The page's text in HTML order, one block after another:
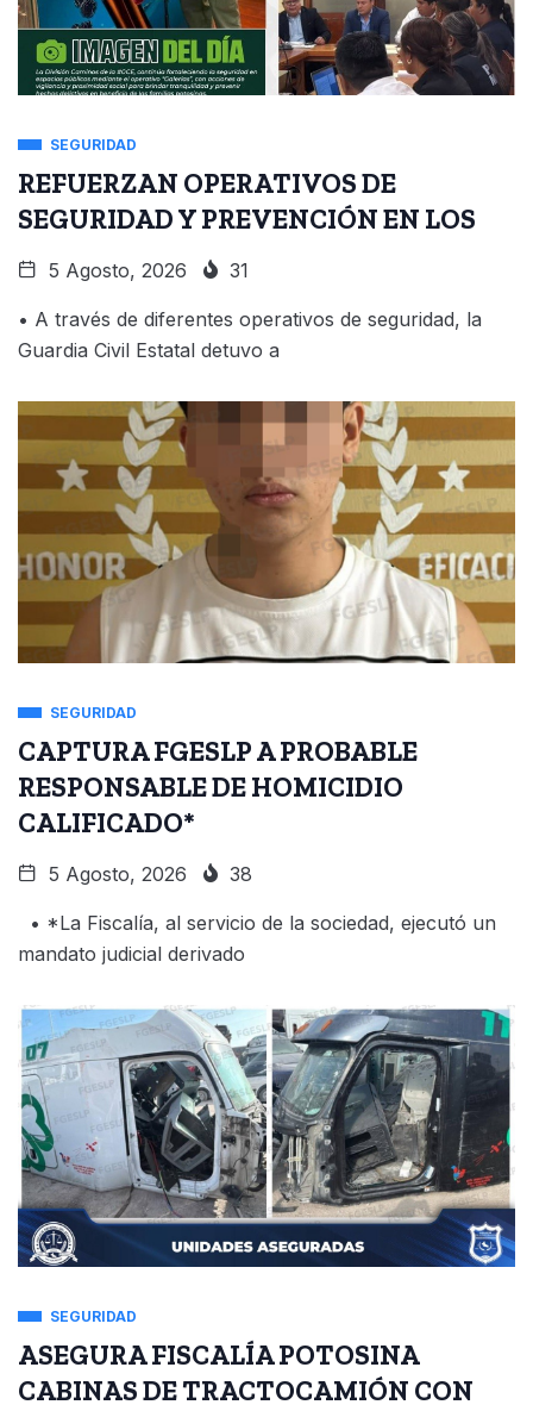
SEGURIDAD
REFUERZAN OPERATIVOS DE
SEGURIDAD Y PREVENCIÓN EN LOS
5 Agosto, 2026 31
• A través de diferentes operativos de seguridad, la
Guardia Civil Estatal detuvo a
SEGURIDAD
CAPTURA FGESLP A PROBABLE
RESPONSABLE DE HOMICIDIO
CALIFICADO*
5 Agosto, 2026 38
• *La Fiscalía, al servicio de la sociedad, ejecutó un
mandato judicial derivado
SEGURIDAD
ASEGURA FISCALÍA POTOSINA
CABINAS DE TRACTOCAMIÓN CON